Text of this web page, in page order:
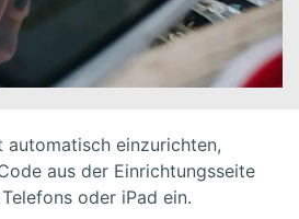
automatisch einzurichten,
aus der Einrichtungsseite
oder iPad ein.